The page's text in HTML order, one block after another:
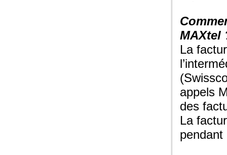
MAXtel
La
appels
des
La